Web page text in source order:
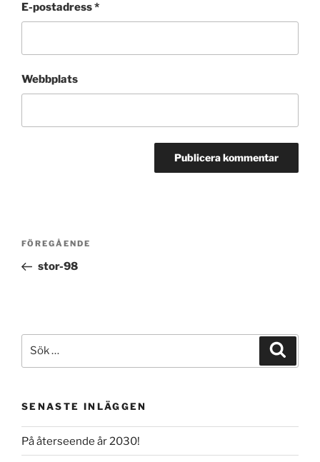
E-postadress*
Webbplats
Inläggsnavigering
Föregående
inlägg
FÖREGÅENDE
stor-98
efter:
SENASTE INLÄGGEN
På återseende år 2030!